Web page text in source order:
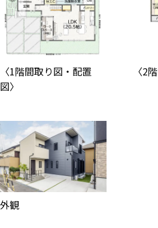
〈1階間取り図・配置
図〉
〈2
外観